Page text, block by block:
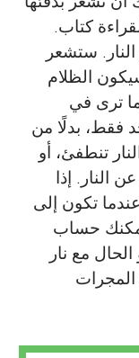
لدى جامعة يوتا ومرصد ”Smithsonian” للفيزياء
Eileen
كتاب.
ستشعر
الظلام
ترى في
فقط، بدلًا من
تنطفئ، أو
النار. إذا
تكون إلى
حساب
مع نار
المجرات